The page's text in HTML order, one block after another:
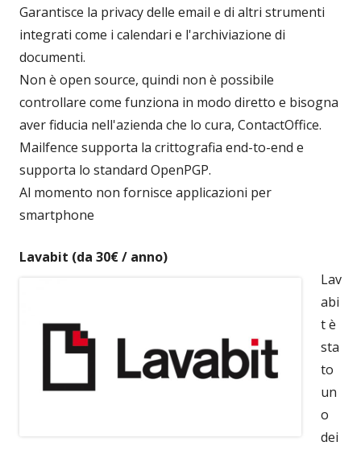
Garantisce la privacy delle email e di altri strumenti
integrati come i calendari e l'archiviazione di
documenti.
Non è open source, quindi non è possibile
controllare come funziona in modo diretto e bisogna
aver fiducia nell'azienda che lo cura, ContactOffice.
Mailfence supporta la crittografia end-to-end e
supporta lo standard OpenPGP.
Al momento non fornisce applicazioni per
smartphone
Lavabit (da 30€ / anno)
Lav
abi
t è
sta
to
un
o
dei